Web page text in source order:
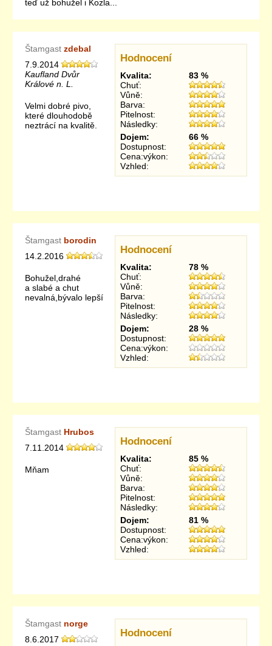
teď už bohužel i Kozla...
Hodnocení
Kvalita:
83 %
Chuť:
Vůně:
Barva:
Pitelnost:
Následky:
Dojem:
66 %
Dostupnost:
Cena:výkon:
Vzhled:
Štamgast zdebal
7.9.2014
Kaufland Dvůr
Králové n. L.
Velmi dobré pivo,
které dlouhodobě
neztrácí na kvalitě.
Hodnocení
Kvalita:
78 %
Chuť:
Vůně:
Barva:
Pitelnost:
Následky:
Dojem:
28 %
Dostupnost:
Cena:výkon:
Vzhled:
Štamgast borodin
14.2.2016
Bohužel,drahé
a slabé a chut
nevalná,bývalo lepší
Hodnocení
Kvalita:
85 %
Chuť:
Vůně:
Barva:
Pitelnost:
Následky:
Dojem:
81 %
Dostupnost:
Cena:výkon:
Vzhled:
Štamgast Hrubos
7.11.2014
Mňam
Hodnocení
Štamgast norge
8.6.2017